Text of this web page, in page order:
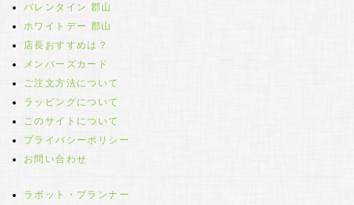
バレンタイン 郡山
ホワイトデー 郡山
店長おすすめは？
メンバーズカード
ご注文方法について
ラッピングについて
このサイトについて
プライバシーポリシー
お問い合わせ
ラボット・プランナー